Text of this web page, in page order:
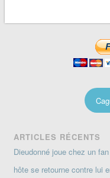
ARTICLES RÉCENTS
Dieudonné joue chez un
hôte se retourne contre lui